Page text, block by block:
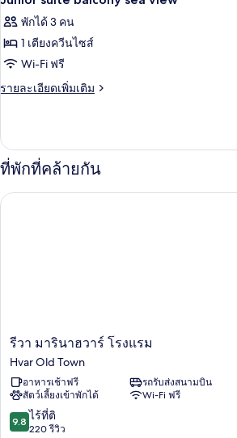
ภาพถ่าย
ทั้งหมด
ของ
Junior
sea
view
พักได้ 3 คน
1 เตียงควีนไซส์
Wi-Fi ฟรี
รายละเอียดเพิ่มเติม
ราย
เกี่ยว
กับ
Junior
balcony
ที่พักที่คล้ายกัน
รีวา
มา
ริ
นา
ฮ
วาร์
โรงแรม
รีวา มารินาฮวาร์ โรงแรม
Hvar Old Town
อาหารเช้าฟรี
รถรับส่งสนามบิน
สัตว์เลี้ยงเข้าพักได้
Wi-Fi ฟรี
9.8
จาก
9.8 ไร้ที่ติ
220 รีวิว
รีวา มารินาฮวาร์ โรงแรม